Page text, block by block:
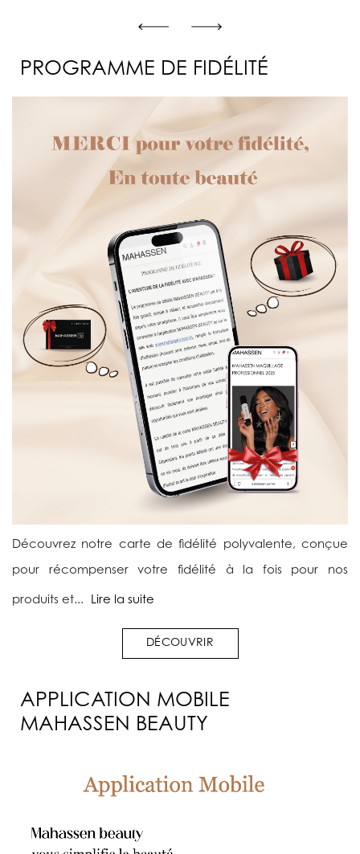
PROGRAMME DE FIDÉLITÉ
Découvrez notre carte de fidélité polyvalente, conçue
pour récompenser votre fidélité à la fois pour nos
produits et... Lire la suite
DÉCOUVRIR
APPLICATION MOBILE
MAHASSEN BEAUTY